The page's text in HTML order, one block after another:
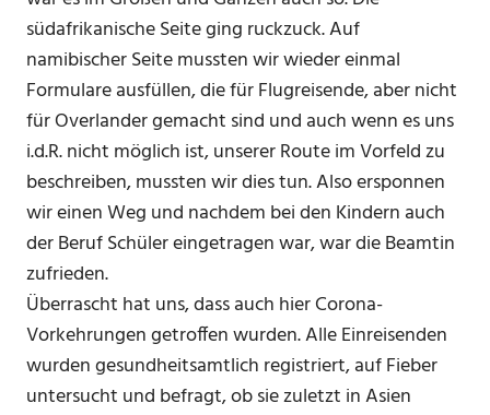
südafrikanische Seite ging ruckzuck. Auf
namibischer Seite mussten wir wieder einmal
Formulare ausfüllen, die für Flugreisende, aber nicht
für Overlander gemacht sind und auch wenn es uns
i.d.R. nicht möglich ist, unserer Route im Vorfeld zu
beschreiben, mussten wir dies tun. Also ersponnen
wir einen Weg und nachdem bei den Kindern auch
der Beruf Schüler eingetragen war, war die Beamtin
zufrieden.
Überrascht hat uns, dass auch hier Corona-
Vorkehrungen getroffen wurden. Alle Einreisenden
wurden gesundheitsamtlich registriert, auf Fieber
untersucht und befragt, ob sie zuletzt in Asien